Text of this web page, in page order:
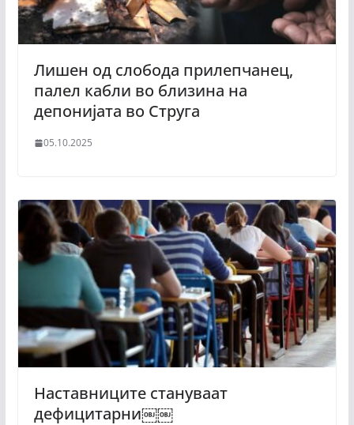
Лишен од слобода прилепчанец,
палел кабли во близина на
депонијата во Струга
05.10.2025
Наставниците стануваат
дефицитарни￼￼